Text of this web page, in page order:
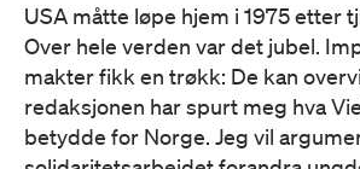
USA måtte løpe hjem i 1975 etter
Over hele verden var det jubel.
makter fikk en trøkk: De kan
redaksjonen har spurt meg hva
betydde for Norge. Jeg vil